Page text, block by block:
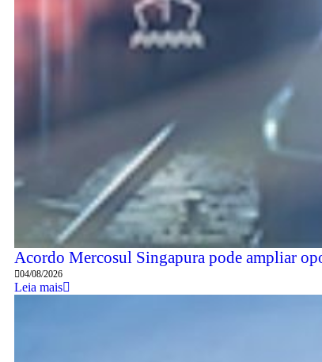
Acordo Mercosul Singapura pode ampliar
04/08/2026
Leia mais